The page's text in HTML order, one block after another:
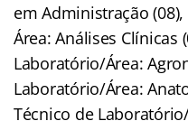
em Administração
Área: Análises Clínicas
Laboratório/Área:
Laboratório/Área:
Técnico de